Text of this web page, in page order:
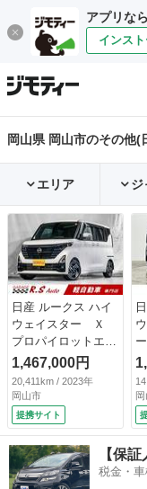
アプリな
インス
岡山県 岡山市のその他(
エリア ジ
日産 ルークス ハイ
ウェイスター Ｘ
プロパイロットエデ
ィション ＨＶ 禁
煙 後期 両側電動
スライドドア ９型
ＴＶナビ アラウン
ドビューカメラ Ｅ
ＴＣ プロパイロッ
ト エマージェンシ
ーブレーキ 純正１
1,467,000円
20,411km / 2023年
岡山市
提携サイト
【保
税金・